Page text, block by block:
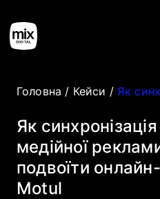
Головна / Кейси / Як синхронізація
Як
медійної
подвоїти
Motul